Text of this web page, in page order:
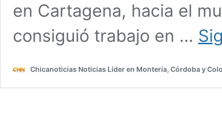
en Cartagena, hacia el
consiguió trabajo en …
Chicanoticias Noticias Líder en Montería, Córdoba y